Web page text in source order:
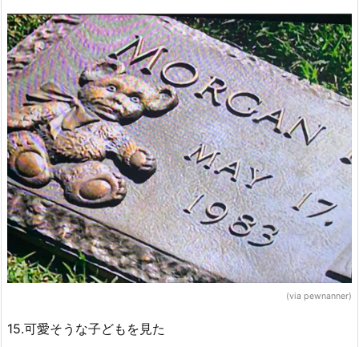
(via pewnanner)
15.可愛そうな子どもを見た